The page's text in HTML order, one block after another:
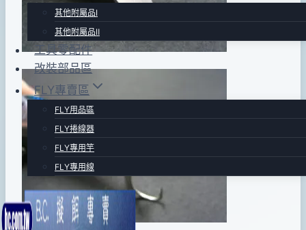
其他附屬品Ⅰ
其他附屬品Ⅱ
工具零配件
改裝部品區
FLY專賣區
FLY用品區
FLY捲線器
FLY專用竿
FLY專用線